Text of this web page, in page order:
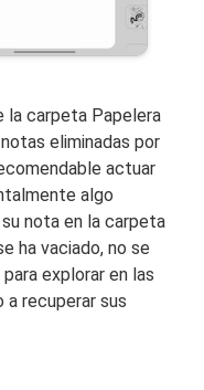
la carpeta Papelera
eliminadas por
actuar
algo
nota en la carpeta
ha vaciado, no se
explorar en las
a recuperar sus